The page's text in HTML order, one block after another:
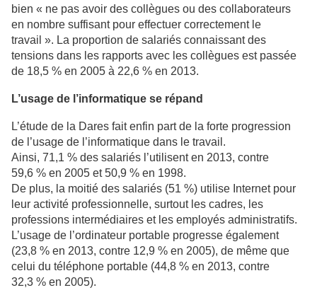
bien « ne pas avoir des collègues ou des collaborateurs
en nombre suffisant pour effectuer correctement le
travail ». La proportion de salariés connaissant des
tensions dans les rapports avec les collègues est passée
de 18,5 % en 2005 à 22,6 % en 2013.
L’usage de l’informatique se répand
L’étude de la Dares fait enfin part de la forte progression
de l’usage de l’informatique dans le travail.
Ainsi, 71,1 % des salariés l’utilisent en 2013, contre
59,6 % en 2005 et 50,9 % en 1998.
De plus, la moitié des salariés (51 %) utilise Internet pour
leur activité professionnelle, surtout les cadres, les
professions intermédiaires et les employés administratifs.
L’usage de l’ordinateur portable progresse également
(23,8 % en 2013, contre 12,9 % en 2005), de même que
celui du téléphone portable (44,8 % en 2013, contre
32,3 % en 2005).